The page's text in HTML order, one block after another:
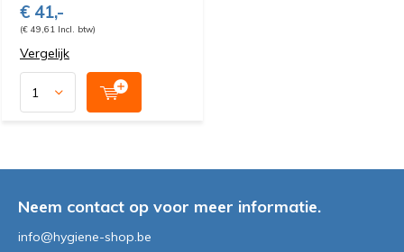
€ 41,-
(€ 49,61 Incl. btw)
Vergelijk
Neem contact op voor meer informatie.
info@hygiene-shop.be